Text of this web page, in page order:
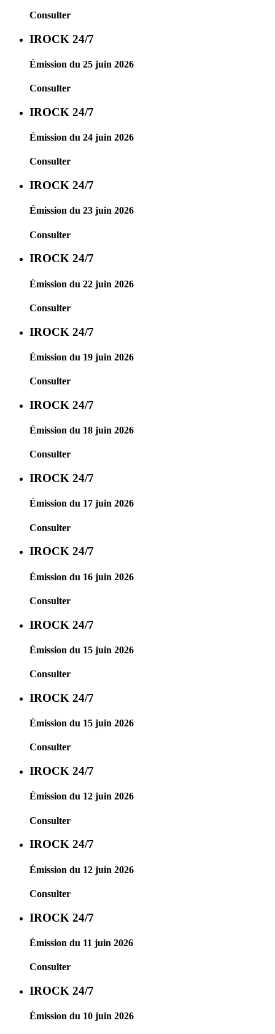
Consulter
IROCK 24/7
Émission du 25 juin 2026
Consulter
IROCK 24/7
Émission du 24 juin 2026
Consulter
IROCK 24/7
Émission du 23 juin 2026
Consulter
IROCK 24/7
Émission du 22 juin 2026
Consulter
IROCK 24/7
Émission du 19 juin 2026
Consulter
IROCK 24/7
Émission du 18 juin 2026
Consulter
IROCK 24/7
Émission du 17 juin 2026
Consulter
IROCK 24/7
Émission du 16 juin 2026
Consulter
IROCK 24/7
Émission du 15 juin 2026
Consulter
IROCK 24/7
Émission du 15 juin 2026
Consulter
IROCK 24/7
Émission du 12 juin 2026
Consulter
IROCK 24/7
Émission du 12 juin 2026
Consulter
IROCK 24/7
Émission du 11 juin 2026
Consulter
IROCK 24/7
Émission du 10 juin 2026